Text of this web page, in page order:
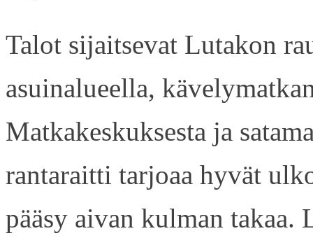
Talot sijaitsevat Lutakon
asuinalueella,
Matkakeskuksesta ja
rantaraitti tarjoaa hyvät
pääsy aivan kulman